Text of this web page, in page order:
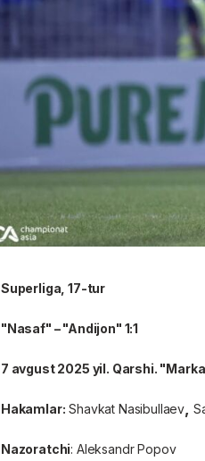
Superliga,17-tur
"Nasaf" – "Andijon" 1:1
7 avgust 2025 yil. Qarshi.
Hakamlar: Shavkat Nasibullaev
Nazoratchi: Aleksandr Popov